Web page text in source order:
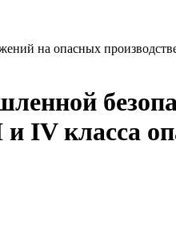
на опасных
IV класса